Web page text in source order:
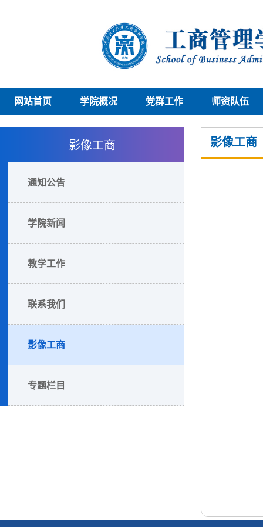
网站首页 学院概况 党群工作 师资队伍
影像工商
通知公告
学院新闻
教学工作
联系我们
影像工商
专题栏目
影像工商